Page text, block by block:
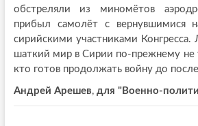
обстреляли из миномётов
прибыл самолёт с вернувшимися
сирийскими участниками
шаткий мир в Сирии по-прежнему не
кто готов продолжать войну до
Андрей Арешев, для "Военно-